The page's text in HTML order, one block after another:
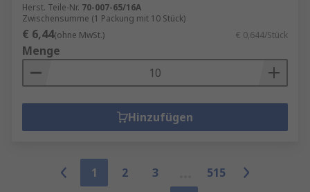
Herst. Teile-Nr. 70-007-65/16A
Zwischensumme (1 Packung mit 10 Stück)
€ 6,44(ohne MwSt.) € 0,644/Stück
Menge
Hinzufügen
1 2 3
515